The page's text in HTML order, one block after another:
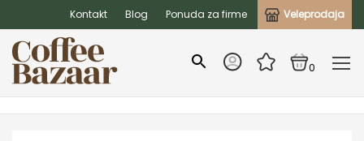
Kontakt Blog Ponuda za firme Veleprodaja
0